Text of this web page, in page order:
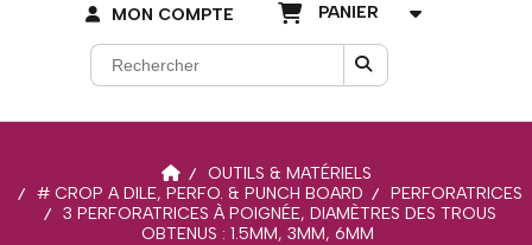
MON COMPTE PANIER
OUTILS & MATÉRIELS
# CROP A DILE, PERFO. & PUNCH BOARD
PERFORATRICES
3 PERFORATRICES À POIGNÉE, DIAMÈTRES DES TROUS
OBTENUS : 1.5MM, 3MM, 6MM